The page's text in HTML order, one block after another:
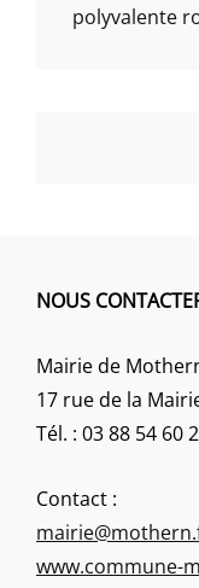
polyvalente
NOUS
Mairie de
17 rue de la
Tél. : 03 88 54 60
Contact :
www.commune-